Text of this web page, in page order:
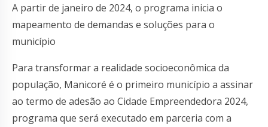
A partir de janeiro de 2024, o programa inicia o
mapeamento de demandas e soluções para o
município
Para transformar a realidade socioeconômica da
população, Manicoré é o primeiro município a assinar
ao termo de adesão ao Cidade Empreendedora 2024,
programa que será executado em parceria com a